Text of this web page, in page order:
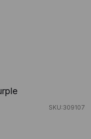
SKU:309107